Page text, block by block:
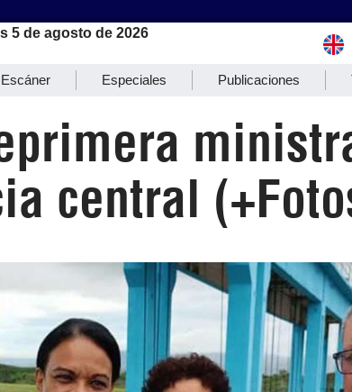
5 de agosto de 2026
Escáner Especiales Publicaciones
central